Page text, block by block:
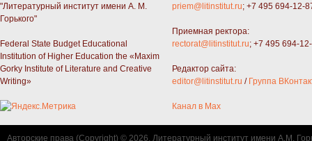
"Литературный институт имени А. М.
Горького"
Federal State Budget Educational
Institution of Higher Education the «Maxim
Gorky Institute of Literature and Creative
Writing»
priem@litinstitut.ru; +7 495 694-12-
Приемная ректора:
rectorat@litinstitut.ru; +7 495 694-
Редактор сайта:
editor@litinstitut.ru / Группа
Канал в Max
Авторские права (Copyright) © 2026, Литературный институт имени А.М.